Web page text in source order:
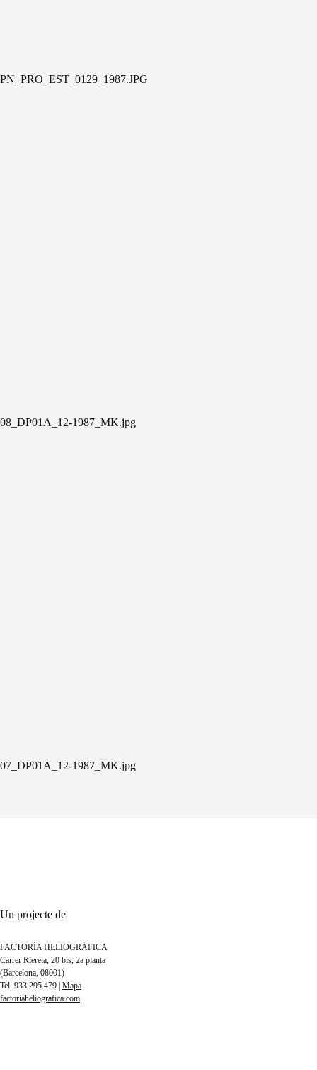
PN_PRO_EST_0129_1987.JPG
08_DP01A_12-1987_MK.jpg
07_DP01A_12-1987_MK.jpg
Un projecte de
FACTORÍA HELIOGRÁFICA
Carrer Riereta, 20 bis, 2a planta
(Barcelona, 08001)
Tel. 933 295 479 | Mapa
factoriaheliografica.com